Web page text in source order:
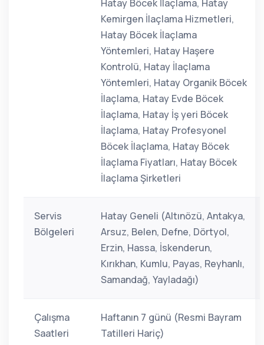
Hatay Böcek İlaçlama, Hatay
Kemirgen İlaçlama Hizmetleri,
Hatay Böcek İlaçlama
Yöntemleri, Hatay Haşere
Kontrolü, Hatay İlaçlama
Yöntemleri, Hatay Organik Böcek
İlaçlama, Hatay Evde Böcek
İlaçlama, Hatay İş yeri Böcek
İlaçlama, Hatay Profesyonel
Böcek İlaçlama, Hatay Böcek
İlaçlama Fiyatları, Hatay Böcek
İlaçlama Şirketleri
Servis
Bölgeleri
Hatay Geneli (Altınözü, Antakya,
Arsuz, Belen, Defne, Dörtyol,
Erzin, Hassa, İskenderun,
Kırıkhan, Kumlu, Payas, Reyhanlı,
Samandağ, Yayladağı)
Çalışma
Saatleri
Haftanın 7 günü (Resmi Bayram
Tatilleri Hariç)